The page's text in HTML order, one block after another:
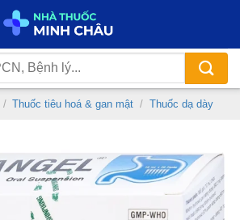
/ Thuốc tiêu hoá & gan mật / Thuốc dạ dày